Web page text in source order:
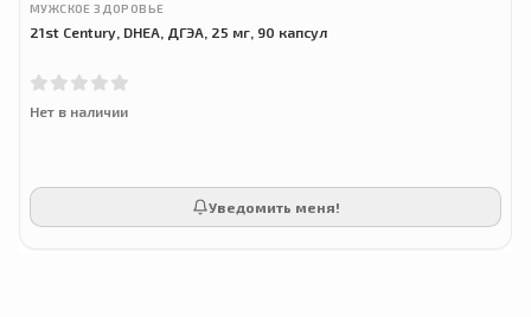
МУЖСКОЕ ЗДОРОВЬЕ
21st Century, DHEA, ДГЭА, 25 мг, 90 капсул
Нет в наличии
Уведомить меня!